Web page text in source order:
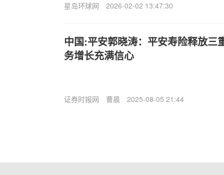
星岛环球网 2026-02-02 13:47:30
中国:平安郭晓涛：平安寿险释放三
务增长充满信心
证券时报网 曹晨 2025-08-05 21:44